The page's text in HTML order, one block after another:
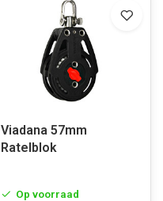
Viadana 57mm
Ratelblok
Op voorraad